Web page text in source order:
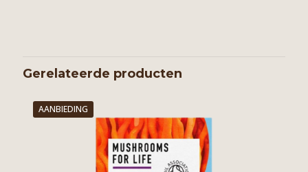
Gerelateerde producten
AANBIEDING